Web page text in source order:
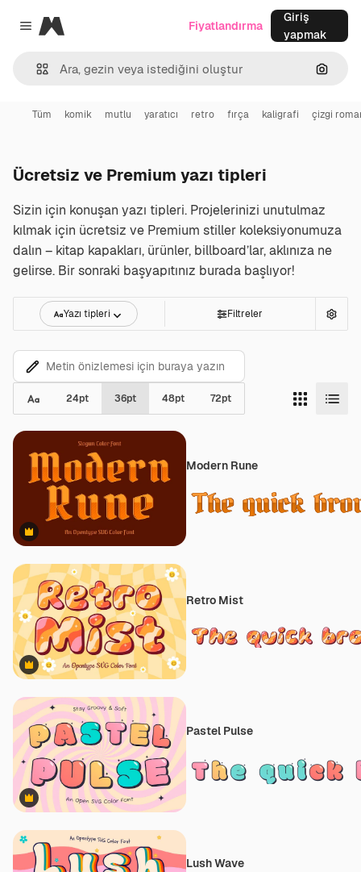
Close menu
Magnific Fiyatlandırma
Giriş
yapmak
Tüm komik mutlu yaratıcı retro fırça kaligrafi çizgi
Ücretsiz ve Premium yazı tipleri
Sizin için konuşan yazı tipleri. Projelerinizi unutulmaz
kılmak için ücretsiz ve Premium stiller koleksiyonumuza
dalın – kitap kapakları, ürünler, billboard’lar, aklınıza ne
gelirse. Bir sonraki başyapıtınız burada başlıyor!
Yazı tipleri Filtreler
24pt 36pt 48pt 72pt
Premium
Modern Rune
Premium
Retro Mist
Premium
Pastel Pulse
Lush Wave